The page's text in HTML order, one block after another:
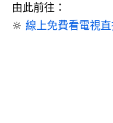
由此前往：
🔆 線上免費看電視